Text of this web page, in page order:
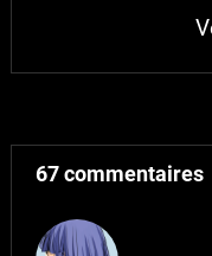
67 commentaires